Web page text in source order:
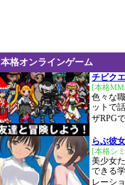
本格オンラインゲーム
チビク
[本格
色々な
ットで
ザRPG
らぶ彼
[本格シ
美少女
できる
レーシ